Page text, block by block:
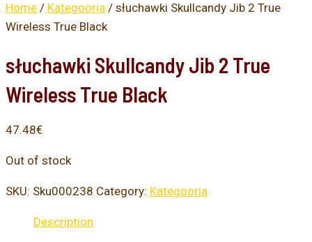
Home / Kategooria / słuchawki Skullcandy Jib 2 True
Wireless True Black
słuchawki Skullcandy Jib 2 True
Wireless True Black
47.48€
Out of stock
SKU: Sku000238 Category: Kategooria
Description